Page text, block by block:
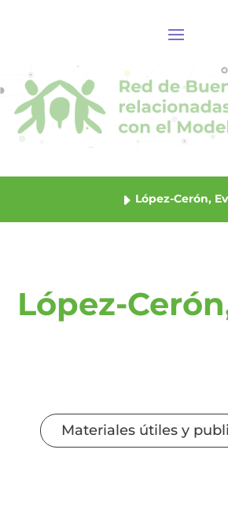
López-Cerón,
López-
Materiales útiles y